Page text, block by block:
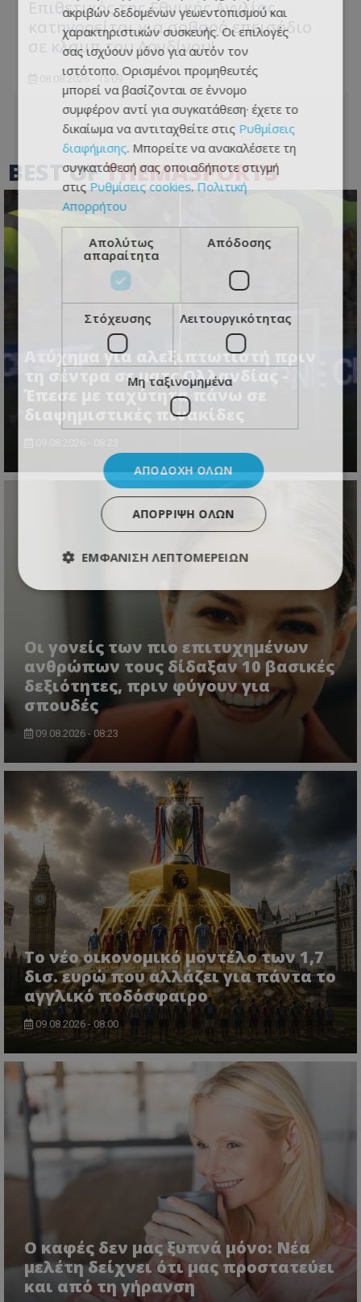
Επιθετικός της Εθνικής Αγγλίας
κατηγορείται για σοβαρό επεισόδιο
σε κλαμπ του Λονδίνου!
08.08.2026 - 15:09
BEST OFTHEMASPORTS
Ατύχημα για αλεξιπτωτιστή πριν
τη σέντρα σε ματς Ολλανδίας -
Έπεσε με ταχύτητα πάνω σε
διαφημιστικές πινακίδες
Οι γονείς των πιο επιτυχημένων
ανθρώπων τους δίδαξαν 10 βασικές
δεξιότητες, πριν φύγουν για
σπουδές
09.08.2026 - 08:23
Το νέο οικονομικό μοντέλο των 1,7
δισ. ευρώ που αλλάζει για πάντα το
αγγλικό ποδόσφαιρο
09.08.2026 - 08:00
Ο καφές δεν μας ξυπνά μόνο: Νέα
μελέτη δείχνει ότι μας προστατεύει
και από τη γήρανση
ακριβών δεδομένων γεωεντοπισμού και
χαρακτηριστικών συσκευής. Οι επιλογές
σας ισχύουν μόνο για αυτόν τον
ιστότοπο. Ορισμένοι προμηθευτές
μπορεί να βασίζονται σε έννομο
συμφέρον αντί για συγκατάθεση· έχετε το
δικαίωμα να αντιταχθείτε στις Ρυθμίσεις
διαφήμισης. Μπορείτε να ανακαλέσετε τη
συγκατάθεσή σας οποιαδήποτε στιγμή
στις Ρυθμίσεις cookies. Πολιτική
Απορρήτου
Απολύτως
απαραίτητα
Απόδοσης
Στόχευσης Λειτουργικότητας
Μη ταξινομημένα
ΑΠΟΔΟΧΉ ΌΛΩΝ
ΑΠΌΡΡΙΨΗ ΌΛΩΝ
ΕΜΦΆΝΙΣΗ ΛΕΠΤΟΜΕΡΕΙΏΝ